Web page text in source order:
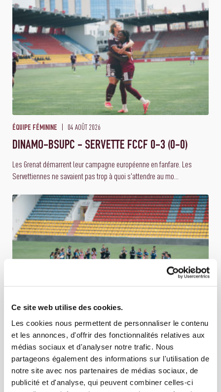
Ce site web utilise des cookies.
Les cookies nous permettent de personnaliser le contenu
et les annonces, d'offrir des fonctionnalités relatives aux
médias sociaux et d'analyser notre trafic. Nous
partageons également des informations sur l'utilisation de
notre site avec nos partenaires de médias sociaux, de
publicité et d'analyse, qui peuvent combiner celles-ci
ÉQUIPE FÉMININE 04 AOÛT 2026
DINAMO-BSUPC - SERVETTE FCCF 0-3 (0-0)
Les Grenat démarrent leur campagne européenne en fanfare. Les
Servettiennes ne savaient pas trop à quoi s'attendre au mo...
03 AOÛT 2026
LE GROUPE SERVETTIEN AU KAZAKHSTAN
23 joueuses sont à Aktobe pour le tournoi qualificatif préliminaire à la
Ligue des Championnes Cristian Toro et son staf...